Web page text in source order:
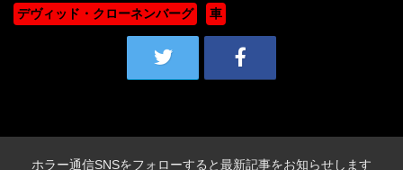
デヴィッド・クローネンバーグ
車
ホラー通信SNSをフォローすると最新記事をお知らせします